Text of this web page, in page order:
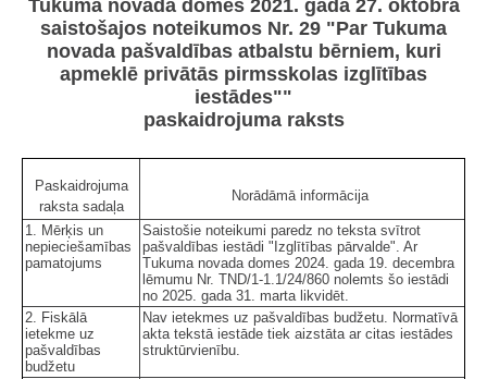
Tukuma novada domes 2021. gada 27. oktobra
saistošajos noteikumos Nr. 29 "Par Tukuma
novada pašvaldības atbalstu bērniem, kuri
apmeklē privātās pirmsskolas izglītības
iestādes""
paskaidrojuma raksts
Paskaidrojuma
raksta sadaļa
Norādāmā informācija
1. Mērķis un
nepieciešamības
pamatojums
Saistošie noteikumi paredz no teksta svītrot
pašvaldības iestādi "Izglītības pārvalde". Ar
Tukuma novada domes 2024. gada 19. decembra
lēmumu Nr. TND/1-1.1/24/860 nolemts šo iestādi
no 2025. gada 31. marta likvidēt.
2. Fiskālā
ietekme uz
pašvaldības
budžetu
Nav ietekmes uz pašvaldības budžetu. Normatīvā
akta tekstā iestāde tiek aizstāta ar citas iestādes
struktūrvienību.